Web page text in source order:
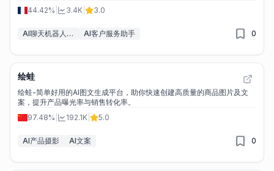
44.42%
3.4K 3.0
AI聊天机器人构建工具 AI客户服务助手 0
绘蛙
绘蛙-简单好用的AI图文生成平台，助你快速创建高质量的商品图片及文
案，提升产品曝光率与销售转化率。
97.48%
192.1K 5.0
AI产品摄影 AI文案 0